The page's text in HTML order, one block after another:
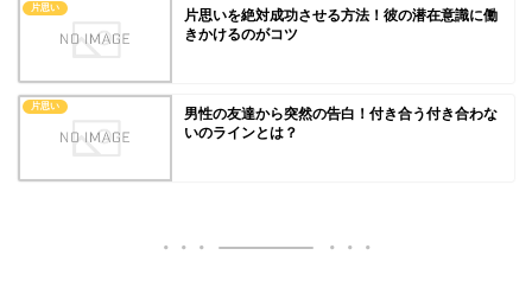
片思い
片思いを絶対成功させる方法！彼の潜在意識に働
きかけるのがコツ
片思い
男性の友達から突然の告白！付き合う付き合わな
いのラインとは？